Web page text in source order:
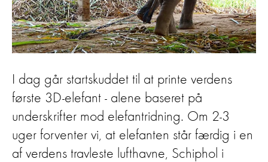
I dag går startskuddet til at printe verdens
første 3D-elefant - alene baseret på
underskrifter mod elefantridning. Om 2-3
uger forventer vi, at elefanten står færdig i en
af verdens travleste lufthavne, Schiphol i